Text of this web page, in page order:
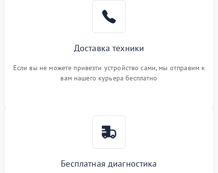
Доставка техники
Если вы не можете привезти устройство сами, мы отправим к
вам нашего курьера бесплатно
Бесплатная диагностика